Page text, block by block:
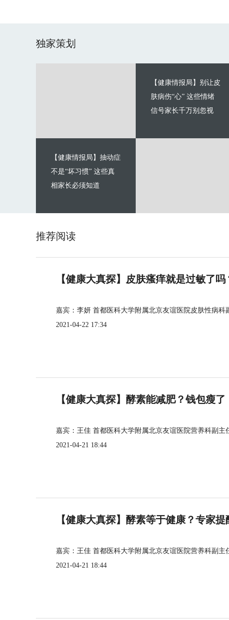
独家策划
【健康情报局】别让皮
肤病伤“心” 这些情绪
信号家长千万别忽视
【健康情报局】抽动症
不是“坏习惯” 这些真
相家长必须知道
推荐阅读
【健康大真探】皮肤瘙痒就是过敏了
嘉宾：李妍 首都医科大学附属北京友谊医院皮肤性病科
2021-04-22 17:34
【健康大真探】酵素能减肥？钱包瘦
嘉宾：王佳 首都医科大学附属北京友谊医院营养科副主
2021-04-21 18:44
【健康大真探】酵素等于健康？专家
嘉宾：王佳 首都医科大学附属北京友谊医院营养科副主
2021-04-21 18:44